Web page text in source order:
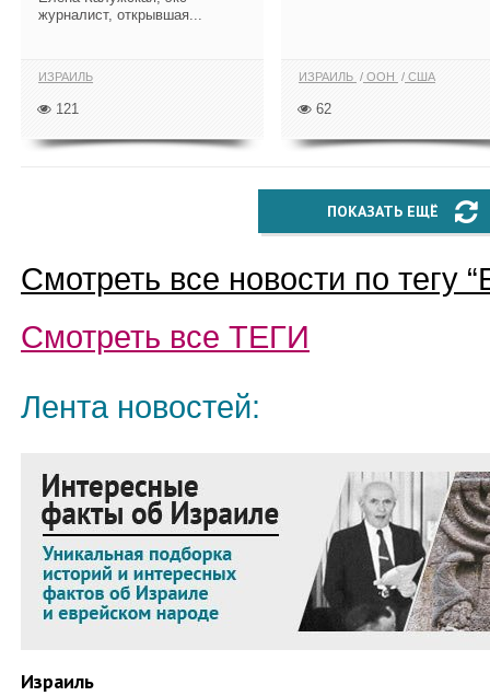
журналист, открывшая...
ИЗРАИЛЬ
121
ИЗРАИЛЬ ООН США
62
ПОКАЗАТЬ ЕЩЁ
Смотреть все новости по тегу “
Смотреть все ТЕГИ
Лента новостей:
Израиль